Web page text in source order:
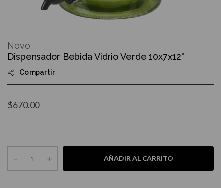
the
beginning
the
images
Dispensador Bebida Vidrio Verde 10x7x12"
Compartir
$670.00
- + AÑADIR AL CARRITO
Novo